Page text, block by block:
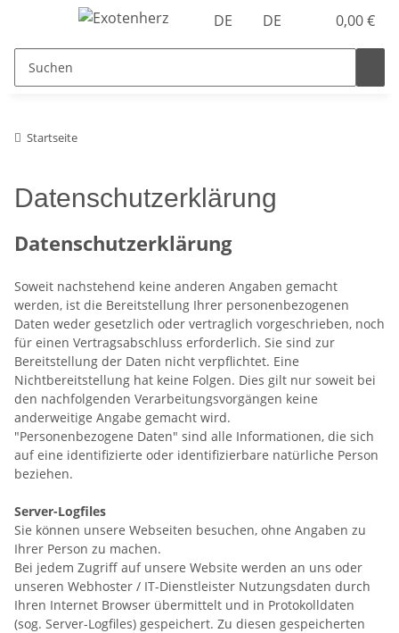
DE DE 0,00 €
Startseite
Datenschutzerklärung
Datenschutzerklärung
Soweit nachstehend keine anderen Angaben gemacht
werden, ist die Bereitstellung Ihrer personenbezogenen
Daten weder gesetzlich oder vertraglich vorgeschrieben, noch
für einen Vertragsabschluss erforderlich. Sie sind zur
Bereitstellung der Daten nicht verpflichtet. Eine
Nichtbereitstellung hat keine Folgen. Dies gilt nur soweit bei
den nachfolgenden Verarbeitungsvorgängen keine
anderweitige Angabe gemacht wird.
"Personenbezogene Daten" sind alle Informationen, die sich
auf eine identifizierte oder identifizierbare natürliche Person
beziehen.
Server-Logfiles
Sie können unsere Webseiten besuchen, ohne Angaben zu
Ihrer Person zu machen.
Bei jedem Zugriff auf unsere Website werden an uns oder
unseren Webhoster / IT-Dienstleister Nutzungsdaten durch
Ihren Internet Browser übermittelt und in Protokolldaten
(sog. Server-Logfiles) gespeichert. Zu diesen gespeicherten